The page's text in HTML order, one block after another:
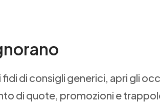
di consigli generici, apri gli
di quote, promozioni e